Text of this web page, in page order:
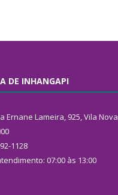
DE INHANGAPI
Ernane Lameira, 925, Vila Nova
1128
07:00 às 13:00